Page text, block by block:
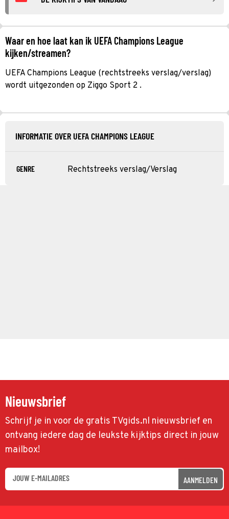
Waar en hoe laat kan ik UEFA Champions League
kijken/streamen?
UEFA Champions League (rechtstreeks verslag/verslag)
wordt uitgezonden op Ziggo Sport 2 .
INFORMATIE OVER UEFA CHAMPIONS LEAGUE
GENRE Rechtstreeks verslag/Verslag
Nieuwsbrief
Schrijf je in voor de gratis TVgids.nl nieuwsbrief en
ontvang iedere dag de leukste kijktips direct in jouw
mailbox!
AANMELDEN